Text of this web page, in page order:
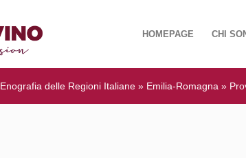
HOMEPAGE CHI
Enografia delle Regioni Italiane » Emilia-Romagna »